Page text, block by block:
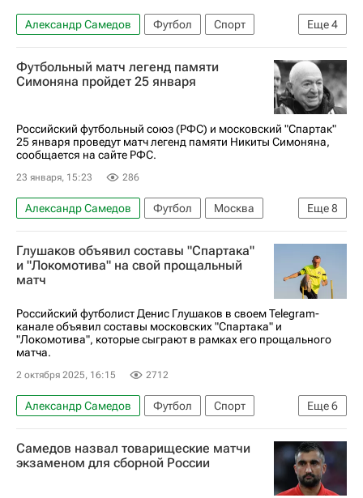
Еще4
Александр Самедов Футбол
Спорт
Кирилл Котов
Роман Асхабадзе
Факел
РПЛ 2026-2027 (Чемпионат России по футболу)
Футбольный матч легенд памяти
Симоняна пройдет 25 января
Российский футбольный союз (РФС) и московский "Спартак"
25 января проведут матч легенд памяти Никиты Симоняна,
сообщается на сайте РФС.
23 января, 15:23 286
Еще8
Александр Самедов Футбол
Москва
Россия
Никита Симонян
Андрей Тихонов
Егор Титов
Российский футбольный союз (РФС)
Денис Глушаков
Роман Шишкин
Спартак Москва
Глушаков объявил составы "Спартака"
и "Локомотива" на свой прощальный
матч
Российский футболист Денис Глушаков в своем Telegram-
канале объявил составы московских "Спартака" и
"Локомотива", которые сыграют в рамках его прощального
матча.
2 октября 2025, 16:15 2712
Еще6
Александр Самедов Футбол
Спорт
Денис Глушаков
Спартак Москва
Локомотив (Москва)
РПЛ 2026-2027 (Чемпионат России по футболу)
Самедов назвал товарищеские матчи
экзаменом для сборной России